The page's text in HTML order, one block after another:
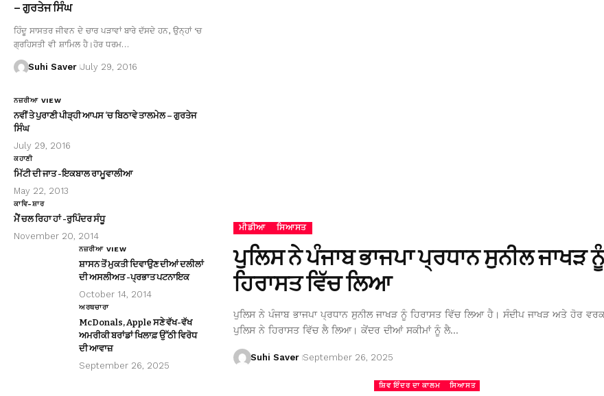
– ਗੁਰਤੇਜ ਸਿੰਘ
ਹਿੰਦੂ ਸਾਸਤਰ ਜੀਵਨ ਦੇ ਚਾਰ ਪੜਾਵਾਂ ਬਾਰੇ ਦੱਸਦੇ ਹਨ, ਉਨ੍ਹਾਂ ‘ਚ
ਗ੍ਰਹਿਸਤੀ ਵੀ ਸ਼ਾਮਿਲ ਹੈ।ਹੋਰ ਧਰਮ…
Suhi Saver July 29, 2016
ਨਜ਼ਰੀਆ VIEW
ਨਵੀਂ ਤੇ ਪੁਰਾਣੀ ਪੀੜ੍ਹੀ ਆਪਸ ‘ਚ ਬਿਠਾਵੇ ਤਾਲਮੇਲ – ਗੁਰਤੇਜ
ਸਿੰਘ
July 29, 2016
ਕਹਾਣੀ
ਮਿੱਟੀ ਦੀ ਜਾਤ -ਇਕਬਾਲ ਰਾਮੂਵਾਲੀਆ
May 22, 2013
ਕਾਵਿ-ਸ਼ਾਰ
ਮੈਂ ਚਲ ਰਿਹਾ ਹਾਂ -ਰੁਪਿੰਦਰ ਸੰਧੂ
November 20, 2014
ਨਜ਼ਰੀਆ VIEW
ਸ਼ਾਸਨ ਤੋਂ ਮੁਕਤੀ ਦਿਵਾਉਣ ਦੀਆਂ ਦਲੀਲਾਂ
ਦੀ ਅਸਲੀਅਤ -ਪ੍ਰਭਾਤ ਪਟਨਾਇਕ
October 14, 2014
ਅਰਥਚਾਰਾ
McDonals, Apple ਸਣੇ ਵੱਖ-ਵੱਖ
ਅਮਰੀਕੀ ਬਰਾਂਡਾਂ ਖਿਲਾਫ਼ ਉੱਠੀ ਵਿਰੋਧ
ਦੀ ਆਵਾਜ਼
September 26, 2025
ਮੀਡੀਆ ਸਿਆਸਤ
ਪੁਲਿਸ ਨੇ ਪੰਜਾਬ ਭਾਜਪਾ ਪ੍ਰਧਾਨ ਸੁਨੀਲ ਜਾਖੜ
ਹਿਰਾਸਤ ਵਿੱਚ ਲਿਆ
ਪੁਲਿਸ ਨੇ ਪੰਜਾਬ ਭਾਜਪਾ ਪ੍ਰਧਾਨ ਸੁਨੀਲ ਜਾਖੜ ਨੂੰ ਹਿਰਾਸਤ ਵਿੱਚ ਲਿਆ ਹੈ। ਸੰਦੀਪ ਜਾਖੜ ਅਤੇ ਹੋਰ
ਪੁਲਿਸ ਨੇ ਹਿਰਾਸਤ ਵਿੱਚ ਲੈ ਲਿਆ। ਕੇਂਦਰ ਦੀਆਂ ਸਕੀਮਾਂ ਨੂੰ ਲੈ…
Suhi Saver September 26, 2025
ਸ਼ਿਵ ਇੰਦਰ ਦਾ ਕਾਲਮ ਸਿਆਸਤ